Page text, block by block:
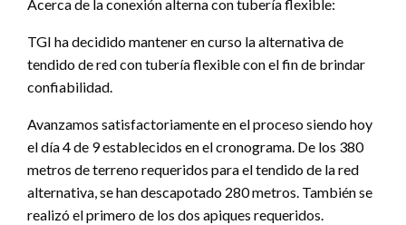
Acerca de la conexión alterna con tubería flexible:
TGI ha decidido mantener en curso la alternativa de
tendido de red con tubería flexible con el fin de brindar
confiabilidad.
Avanzamos satisfactoriamente en el proceso siendo hoy
el día 4 de 9 establecidos en el cronograma. De los 380
metros de terreno requeridos para el tendido de la red
alternativa, se han descapotado 280 metros. También se
realizó el primero de los dos apiques requeridos.